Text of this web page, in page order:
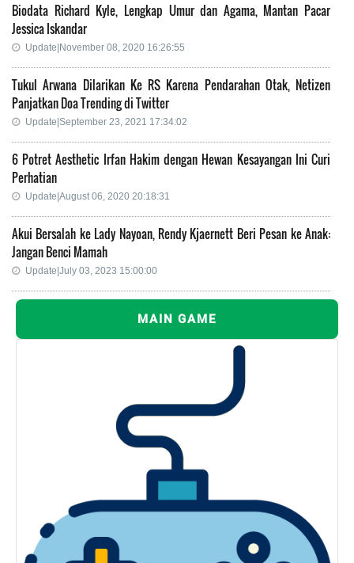
Biodata Richard Kyle, Lengkap Umur dan Agama, Mantan Pacar
Jessica Iskandar
Update|November 08, 2020 16:26:55
Tukul Arwana Dilarikan Ke RS Karena Pendarahan Otak, Netizen
Panjatkan Doa Trending di Twitter
Update|September 23, 2021 17:34:02
6 Potret Aesthetic Irfan Hakim dengan Hewan Kesayangan Ini Curi
Perhatian
Update|August 06, 2020 20:18:31
Akui Bersalah ke Lady Nayoan, Rendy Kjaernett Beri Pesan ke Anak:
Jangan Benci Mamah
Update|July 03, 2023 15:00:00
MAIN GAME